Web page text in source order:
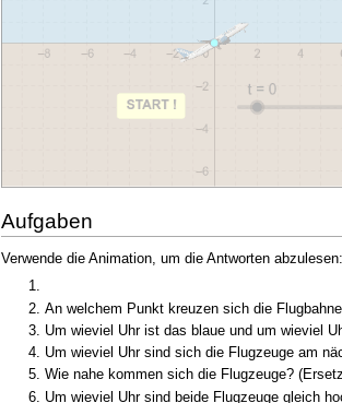
Aufgaben
Verwende die Animation, um die Antworten abzulesen:
An welchem Punkt kreuzen sich die
Um wieviel Uhr ist das blaue und um wieviel
Um wieviel Uhr sind sich die Flugzeuge am
Wie nahe kommen sich die Flugzeuge?
Um wieviel Uhr sind beide Flugzeuge gleich